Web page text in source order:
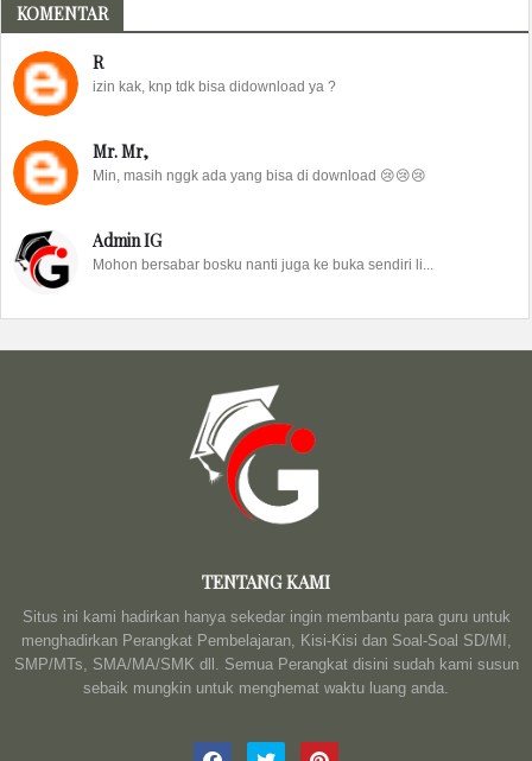
KOMENTAR
R
izin kak, knp tdk bisa didownload ya ?
Mr. Mr,
Min, masih nggk ada yang bisa di download 😢😢😢
Admin IG
Mohon bersabar bosku nanti juga ke buka sendiri li...
TENTANG KAMI
Situs ini kami hadirkan hanya sekedar ingin membantu para guru untuk
menghadirkan Perangkat Pembelajaran, Kisi-Kisi dan Soal-Soal SD/MI,
SMP/MTs, SMA/MA/SMK dll. Semua Perangkat disini sudah kami susun
sebaik mungkin untuk menghemat waktu luang anda.